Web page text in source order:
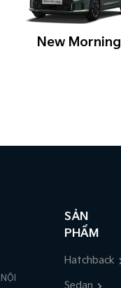
New Morning
SẢN
PHẨM
Hatchback
Sedan